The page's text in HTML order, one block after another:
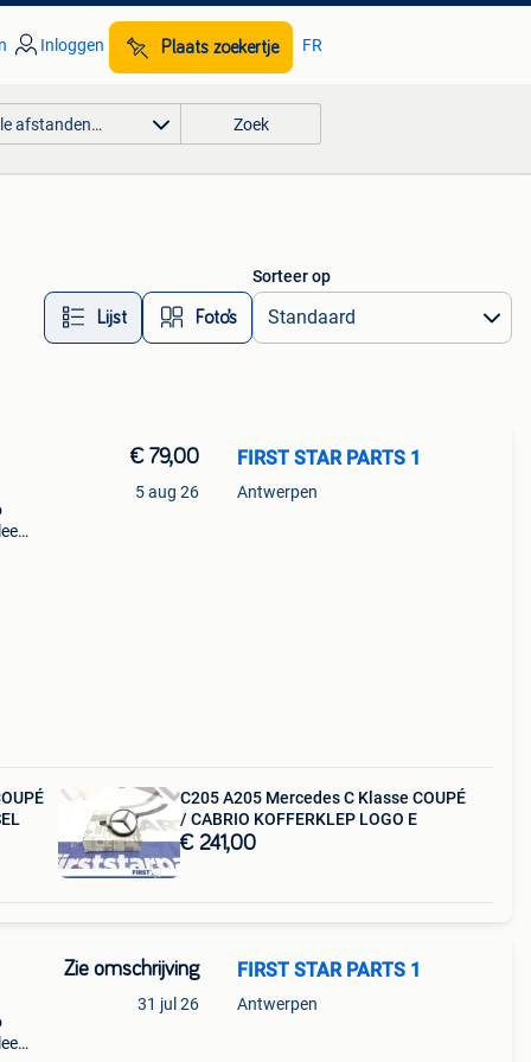
Inloggen Plaats zoekertje FR
afstanden… Zoek
Lijst Foto’s
Sorteer op
€ 79,00
5 aug 26
FIRST STAR PARTS 1
Antwerpen
C205 A205 Mercedes C Klasse COUPÉ
/ CABRIO KOFFERKLEP LOGO E
€ 241,00
Zie omschrijving
31 jul 26
FIRST STAR PARTS 1
Antwerpen